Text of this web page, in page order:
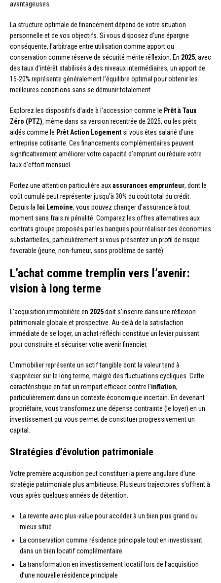
avantageuses.
La structure optimale de financement dépend de votre situation
personnelle et de vos objectifs. Si vous disposez d’une épargne
conséquente, l’arbitrage entre utilisation comme apport ou
conservation comme réserve de sécurité mérite réflexion. En 2025, avec
des taux d’intérêt stabilisés à des niveaux intermédiaires, un apport de
15-20% représente généralement l’équilibre optimal pour obtenir les
meilleures conditions sans se démunir totalement.
Explorez les dispositifs d’aide à l’accession comme le Prêt à Taux
Zéro (PTZ), même dans sa version recentrée de 2025, ou les prêts
aidés comme le Prêt Action Logement si vous êtes salarié d’une
entreprise cotisante. Ces financements complémentaires peuvent
significativement améliorer votre capacité d’emprunt ou réduire votre
taux d’effort mensuel.
Portez une attention particulière auxassurances emprunteur, dont le
coût cumulé peut représenter jusqu’à 30% du coût total du crédit.
Depuis la loi Lemoine, vous pouvez changer d’assurance à tout
moment sans frais ni pénalité. Comparez les offres alternatives aux
contrats groupe proposés par les banques pour réaliser des économies
substantielles, particulièrement si vous présentez un profil de risque
favorable (jeune, non-fumeur, sans problème de santé).
L’achat comme tremplin vers l’avenir:
vision à long terme
L’acquisition immobilière en 2025doit s’inscrire dans une réflexion
patrimoniale globale et prospective. Au-delà de la satisfaction
immédiate de se loger, un achat réfléchi constitue un levier puissant
pour construire et sécuriser votre avenir financier.
L’immobilier représente un actif tangible dont la valeur tend à
s’apprécier sur le long terme, malgré des fluctuations cycliques. Cette
caractéristique en fait un rempart efficace contre l’inflation,
particulièrement dans un contexte économique incertain. En devenant
propriétaire, vous transformez une dépense contrainte (le loyer) en un
investissement qui vous permet de constituer progressivement un
capital.
Stratégies d’évolution patrimoniale
Votre première acquisition peut constituer la pierre angulaire d’une
stratégie patrimoniale plus ambitieuse. Plusieurs trajectoires s’offrent à
vous après quelques années de détention:
La revente avec plus-value pour accéder à un bien plus grand ou
mieux situé
La conservation comme résidence principale tout en investissant
dans un bien locatif complémentaire
La transformation en investissement locatif lors de l’acquisition
d’une nouvelle résidence principale